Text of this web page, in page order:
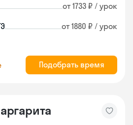
от 1733 ₽ / урок
от 1880 ₽ / урок
Подобрать время